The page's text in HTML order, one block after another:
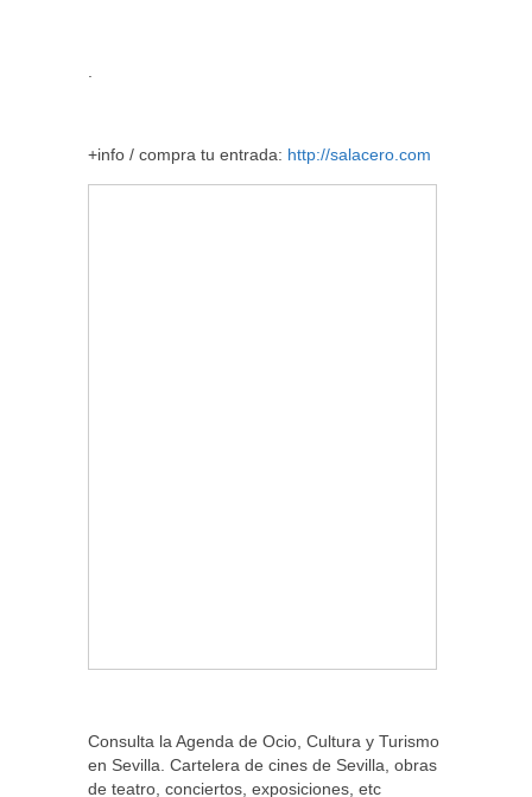
.
+info / compra tu entrada: http://salacero.com
Consulta la Agenda de Ocio, Cultura y Turismo
en Sevilla. Cartelera de cines de Sevilla, obras
de teatro, conciertos, exposiciones, etc